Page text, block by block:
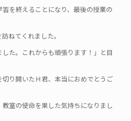
を終えることになり、最後の授業の
ねてくれました。
した。これからも頑張ります！」と目
切り開いたＨ君、本当におめでとうご
室の使命を果した気持ちになりまし